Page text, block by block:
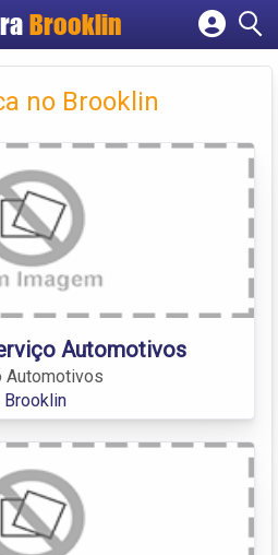
Brooklin
Cadastrar empresa
Criar conta
no Brooklin
Automotivos
Automotivos
Brooklin